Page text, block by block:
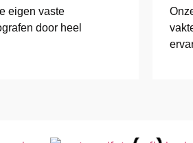
eigen vaste
door heel